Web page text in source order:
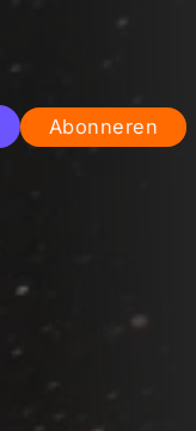
Abonneren